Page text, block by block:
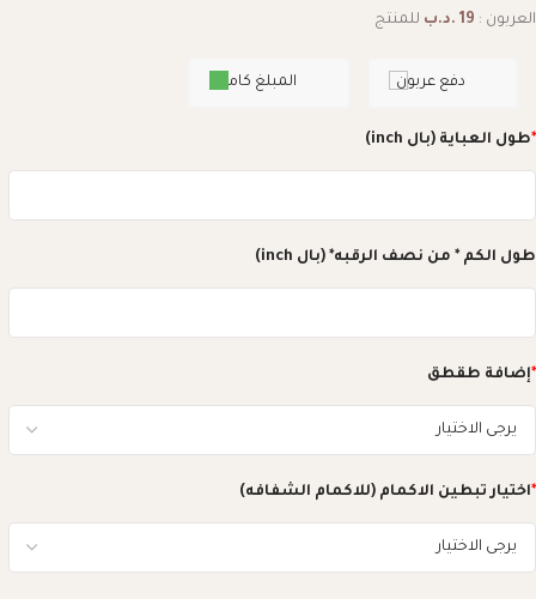
العربون : 19 .د.ب للمنتج
المبلغ كامل دفع عربون
*طول العباية (بال inch)
طول الكم * من نصف الرقبه* (بال inch)
*إضافة طقطق
*اختيار تبطين الاكمام (للاكمام الشفافه)